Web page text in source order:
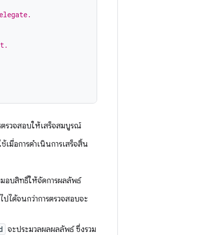
ตรวจสอบให้เสร็จสมบูรณ์
เมื่อการดำเนินการเสร็จสิ้น
อบสิทธิ์ให้จัดการผลลัพธ์
ได้จนกว่าการตรวจสอบจะ
จะประมวลผลผลลัพธ์ ซึ่งรวม